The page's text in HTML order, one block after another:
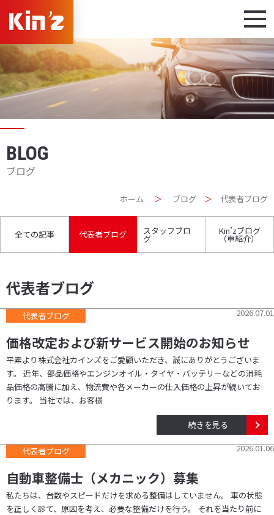
BLOG
ブログ
ホーム ＞ ブログ ＞ 代表者ブログ
全ての記事 代表者ブログ スタッフブロ
グ
Kin’zブログ
（車紹介）
代表者ブログ
2026.07.01
代表者ブログ
価格改定および新サービス開始のお知らせ
平素より株式会社カインズをご愛顧いただき、誠にありがとうございま
す。 近年、部品価格やエンジンオイル・タイヤ・バッテリーなどの消耗
品価格の高騰に加え、物流費や各メーカーの仕入価格の上昇が続いてお
ります。 当社では、お客様
続きを見る
2026.01.06
代表者ブログ
自動車整備士（メカニック）募集
私たちは、台数やスピードだけを求める整備はしていません。 車の状態
を正しく診て、原因を考え、必要な整備だけを行う。 それを当たり前に